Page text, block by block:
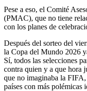
Pese a eso, el Comité
(PMAC), que no tiene
con los planes de
Después del sorteo del
la Copa del Mundo 2026
Sí, todos las selecciones
contra quien y a que hora
que no imaginaba la
países con más